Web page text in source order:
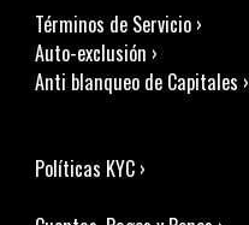
Términos de Servicio ›
Auto-exclusión ›
Anti blanqueo de Capitales ›
Políticas KYC ›